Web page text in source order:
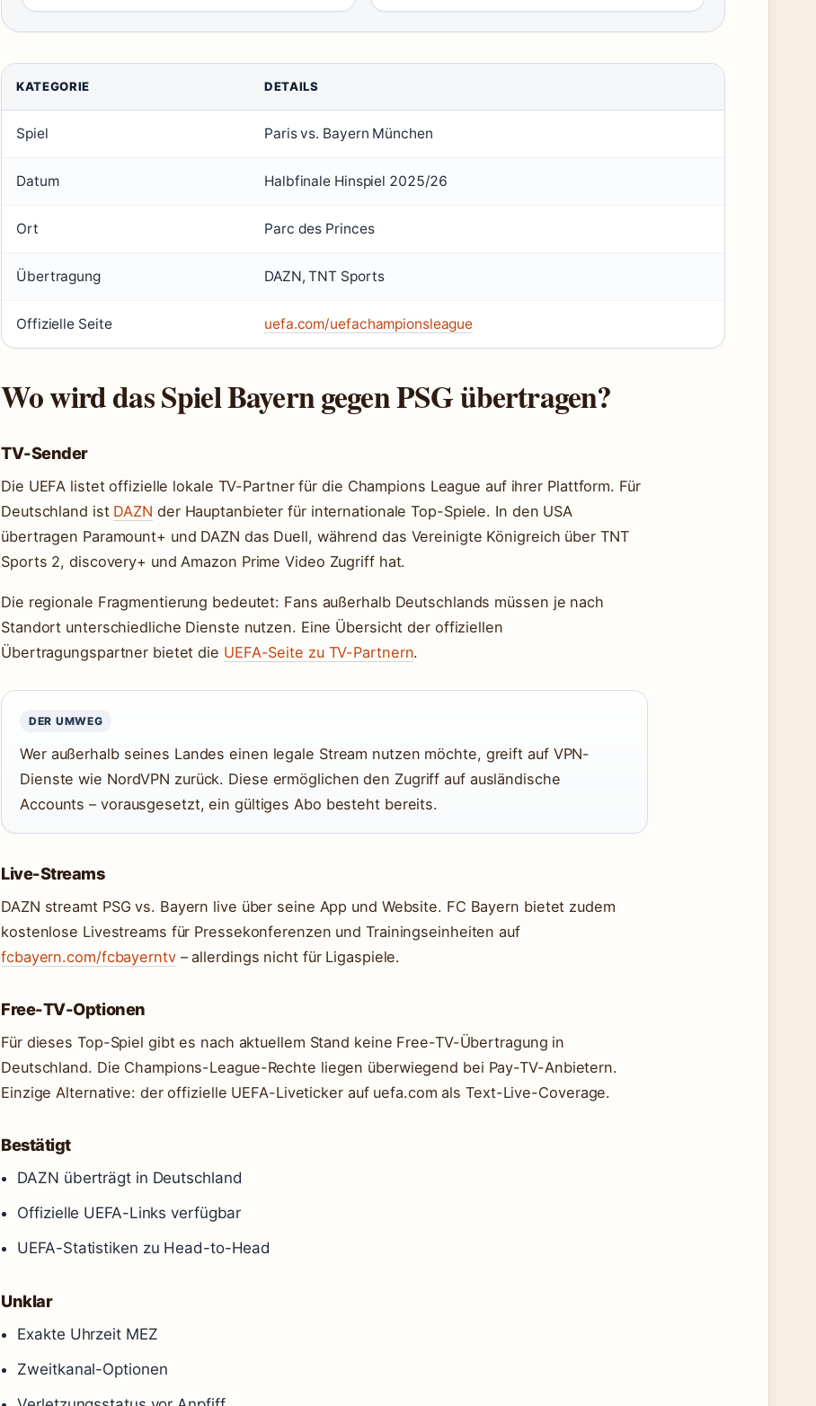
KATEGORIE DETAILS
Spiel Paris vs. Bayern München
Datum Halbfinale Hinspiel 2025/26
Ort Parc des Princes
Übertragung DAZN, TNT Sports
Offizielle Seite uefa.com/uefachampionsleague
Wo wird das Spiel Bayern gegen PSG übertragen?
TV-Sender
Die UEFA listet offizielle lokale TV-Partner für die Champions League auf ihrer Plattform. Für
Deutschland ist DAZN der Hauptanbieter für internationale Top-Spiele. In den USA
übertragen Paramount+ und DAZN das Duell, während das Vereinigte Königreich über TNT
Sports 2, discovery+ und Amazon Prime Video Zugriff hat.
Die regionale Fragmentierung bedeutet: Fans außerhalb Deutschlands müssen je nach
Standort unterschiedliche Dienste nutzen. Eine Übersicht der offiziellen
Übertragungspartner bietet die UEFA-Seite zu TV-Partnern.
DER UMWEG
Wer außerhalb seines Landes einen legale Stream nutzen möchte, greift auf VPN-
Dienste wie NordVPN zurück. Diese ermöglichen den Zugriff auf ausländische
Accounts – vorausgesetzt, ein gültiges Abo besteht bereits.
Live-Streams
DAZN streamt PSG vs. Bayern live über seine App und Website. FC Bayern bietet zudem
kostenlose Livestreams für Pressekonferenzen und Trainingseinheiten auf
fcbayern.com/fcbayerntv– allerdings nicht für Ligaspiele.
Free-TV-Optionen
Für dieses Top-Spiel gibt es nach aktuellem Stand keine Free-TV-Übertragung in
Deutschland. Die Champions-League-Rechte liegen überwiegend bei Pay-TV-Anbietern.
Einzige Alternative: der offizielle UEFA-Liveticker auf uefa.com als Text-Live-Coverage.
Bestätigt
DAZN überträgt in Deutschland
Offizielle UEFA-Links verfügbar
UEFA-Statistiken zu Head-to-Head
Unklar
Exakte Uhrzeit MEZ
Zweitkanal-Optionen